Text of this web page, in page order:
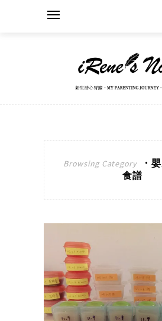
Browsing Category
・
食譜